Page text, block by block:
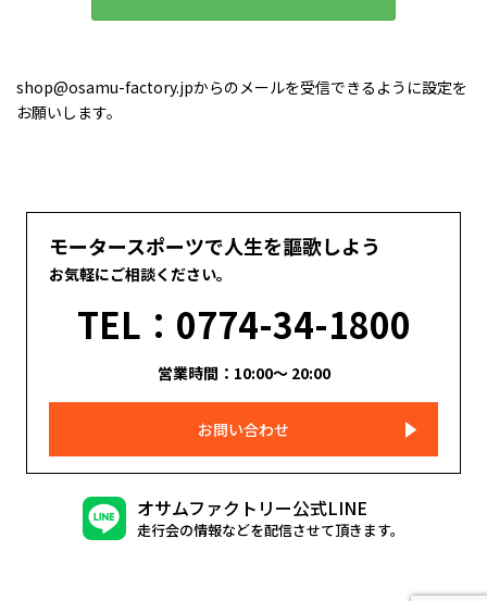
shop@osamu-factory.jpからのメールを受信できるように設定を
お願いします。
モータースポーツで人生を謳歌しよう
お気軽にご相談ください。
TEL：0774-34-1800
営業時間：10:00～ 20:00
お問い合わせ
オサムファクトリー公式LINE
走行会の情報などを配信させて頂きます。